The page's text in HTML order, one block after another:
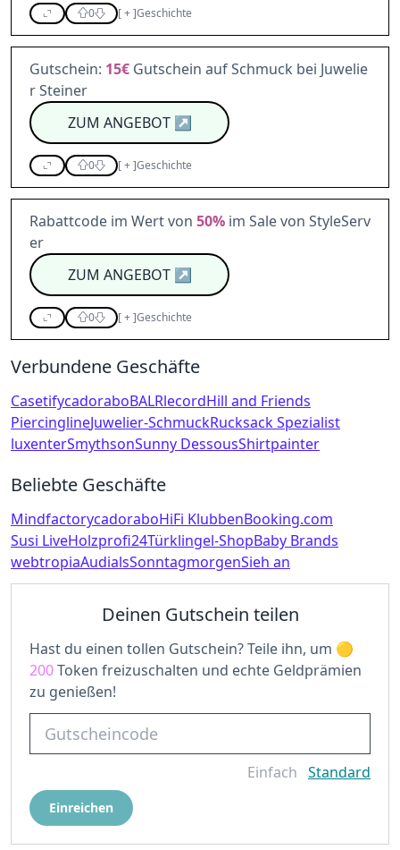
0 [+]Geschichte
Gutschein: 15€ Gutschein auf Schmuck bei Juwelie
r Steiner
ZUM ANGEBOT↗
0 [+]Geschichte
Rabattcode im Wert von 50% im Sale von StyleServ
er
ZUM ANGEBOT↗
0 [+]Geschichte
Verbundene Geschäfte
CasetifycadoraboBALRlecordHill and Friends
PiercinglineJuwelier-SchmuckRucksack Spezialist
luxenterSmythsonSunny DessousShirtpainter
Beliebte Geschäfte
MindfactorycadoraboHiFi KlubbenBooking.com
Susi LiveHolzprofi24Türklingel-ShopBaby Brands
webtropiaAudialsSonntagmorgenSieh an
Deinen Gutschein teilen
Hast du einen tollen Gutschein? Teile ihn, um
200Token freizuschalten und echte Geldprämien
zu genießen!
Einfach Standard
Einreichen